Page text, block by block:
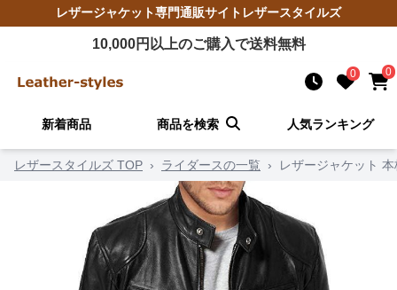
レザージャケット専門通販サイト レザースタイルズ
10,000円以上のご購入で送料無料
0 0
新着商品 商品を検索 人気ランキング
レザースタイルズ TOP › ライダースの一覧 › レザージャケット